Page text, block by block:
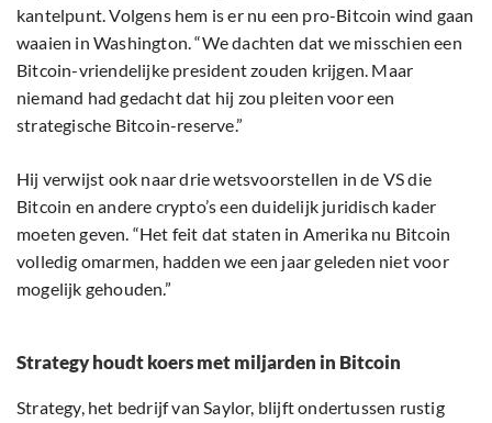
kantelpunt. Volgens hem is er nu een pro-Bitcoin wind gaan
waaien in Washington. “We dachten dat we misschien een
Bitcoin-vriendelijke president zouden krijgen. Maar
niemand had gedacht dat hij zou pleiten voor een
strategische Bitcoin-reserve.”
Hij verwijst ook naar drie wetsvoorstellen in de VS die
Bitcoin en andere crypto’s een duidelijk juridisch kader
moeten geven. “Het feit dat staten in Amerika nu Bitcoin
volledig omarmen, hadden we een jaar geleden niet voor
mogelijk gehouden.”
Strategy houdt koers met miljarden in Bitcoin
Strategy, het bedrijf van Saylor, blijft ondertussen rustig